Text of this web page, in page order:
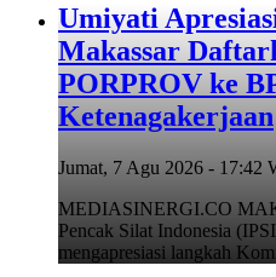
Umiyati
Makassar
PORPROV ke
Ketenagakerjaan
Jumat, 7 Agu 2026 - 17:42
MEDIASINERGI.CO
Pencak Silat Indonesia
mengapresiasi langkah